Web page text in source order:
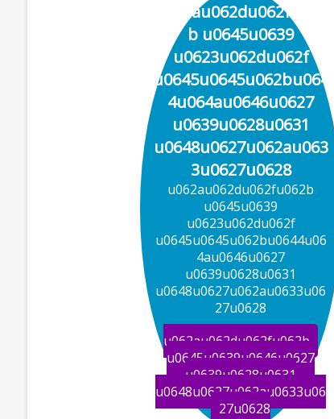
ة
و
د
و
ل
م
ا
ك
u062au062du062fu062
b u0645u0639
u0623u062du062f
u0645u0645u062bu064
4u064au0646u0627
u0639u0628u0631
u0648u0627u062au063
3u0627u0628
u062au062du062fu062b
u0645u0639
u0623u062du062f
u0645u0645u062bu0644u06
4au0646u0627
u0639u0628u0631
u0648u0627u062au0633u06
27u0628
u062au062du062fu062b
u0645u0639u0646u0627
u0639u0628u0631
u0648u0627u062au0633u06
27u0628